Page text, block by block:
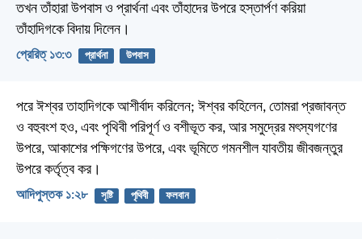
তখন তাঁহারা উপবাস ও প্রার্থনা এবং তাঁহাদের উপরে হস্তার্পণ করিয়া
তাঁহাদিগকে বিদায় দিলেন।
প্রেরিত্‌ ১৩:৩ প্রার্থনা উপবাস
পরে ঈশ্বর তাহাদিগকে আশীর্বাদ করিলেন; ঈশ্বর কহিলেন, তোমরা প্রজাবন্ত
ও বহুবংশ হও, এবং পৃথিবী পরিপূর্ণ ও বশীভূত কর, আর সমুদ্রের মৎস্যগণের
উপরে, আকাশের পক্ষিগণের উপরে, এবং ভূমিতে গমনশীল যাবতীয় জীবজন্তুর
উপরে কর্তৃত্ব কর।
আদিপুস্তক ১:২৮ সৃষ্টি পৃথিবী ফলবান